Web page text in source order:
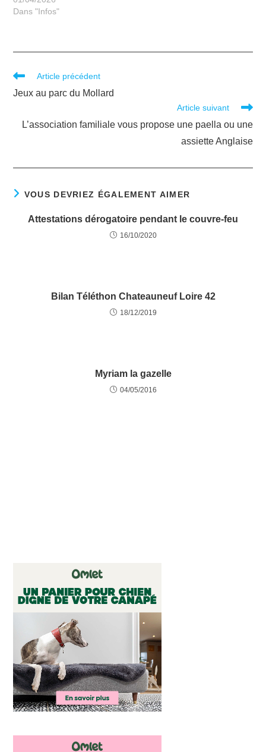
Dans "Infos"
Article précédent
Jeux au parc du Mollard
Article suivant
L’association familiale vous propose une paella ou une
assiette Anglaise
VOUS DEVRIEZ ÉGALEMENT AIMER
Attestations dérogatoire pendant le couvre-feu
16/10/2020
Bilan Téléthon Chateauneuf Loire 42
18/12/2019
Myriam la gazelle
04/05/2016